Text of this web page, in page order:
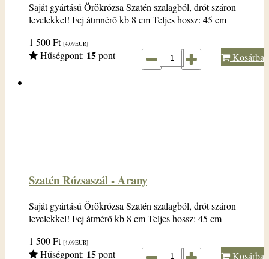
Saját gyártású Örökrózsa Szatén szalagból, drót száron
levelekkel! Fej átmnérő kb 8 cm Teljes hossz: 45 cm
1 500Ft [4.09EUR]
Hűségpont: 15pont Kosárba
Szatén Rózsaszál - Arany
Saját gyártású Örökrózsa Szatén szalagból, drót száron
levelekkel! Fej átmérő kb 8 cm Teljes hossz: 45 cm
1 500Ft [4.09EUR]
Hűségpont: 15pont Kosárba